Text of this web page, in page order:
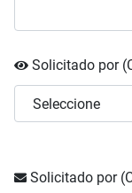
Solicitado por
Solicitado por